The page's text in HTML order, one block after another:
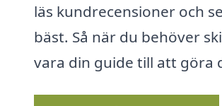
läs kundrecensioner och
bäst. Så när du behöver
vara din guide till att göra